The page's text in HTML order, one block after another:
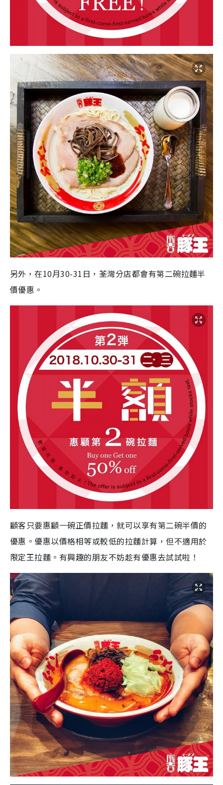
另外，在10月30-31日，荃灣分店都會有第二碗拉麵半
價優惠。
顧客只要惠顧一碗正價拉麵，就可以享有第二碗半價的
優惠。優惠以價格相等或較低的拉麵計算，但不適用於
限定王拉麵。有興趣的朋友不妨趁有優惠去試試啦！